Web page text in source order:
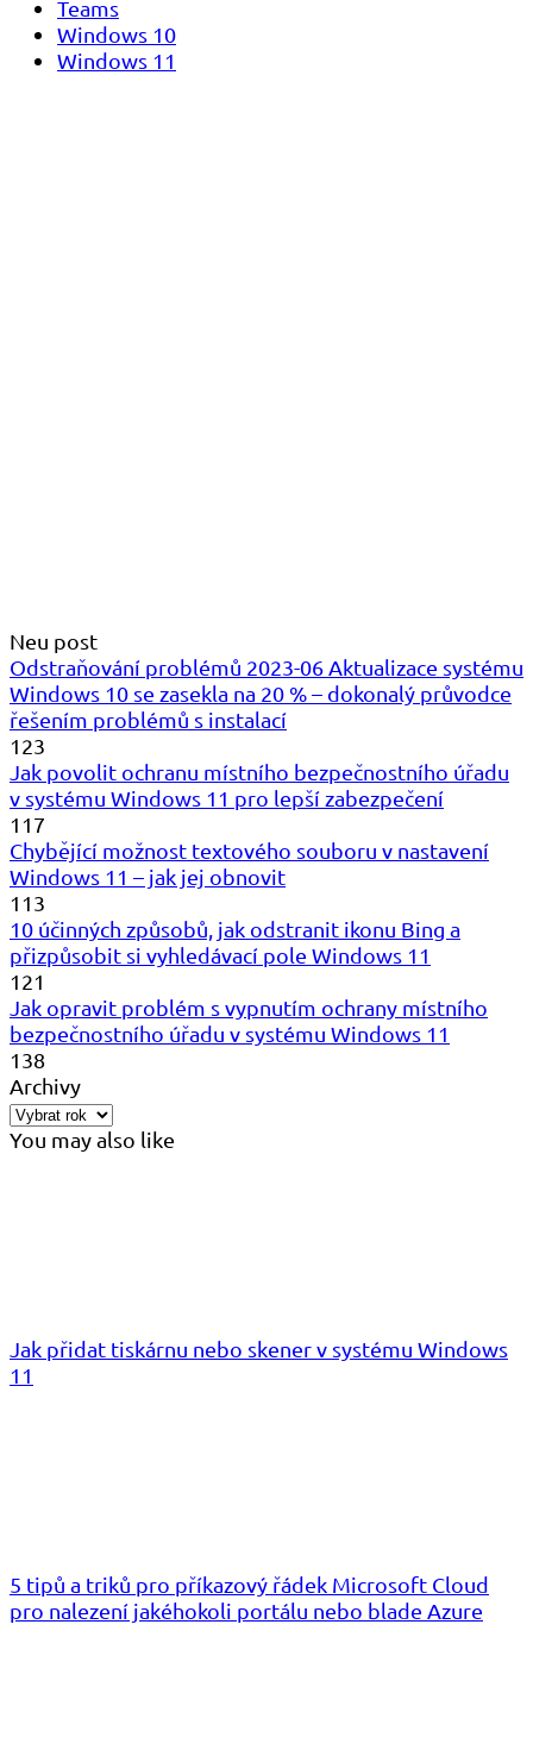
Teams
Windows 10
Windows 11
Neu post
Odstraňování problémů 2023-06 Aktualizace systému
Windows 10 se zasekla na 20 % – dokonalý průvodce
řešením problémů s instalací
123
Jak povolit ochranu místního bezpečnostního úřadu
v systému Windows 11 pro lepší zabezpečení
117
Chybějící možnost textového souboru v nastavení
Windows 11 – jak jej obnovit
113
10 účinných způsobů, jak odstranit ikonu Bing a
přizpůsobit si vyhledávací pole Windows 11
121
Jak opravit problém s vypnutím ochrany místního
bezpečnostního úřadu v systému Windows 11
138
Archivy
You may also like
Jak přidat tiskárnu nebo skener v systému Windows
11
5 tipů a triků pro příkazový řádek Microsoft Cloud
pro nalezení jakéhokoli portálu nebo blade Azure